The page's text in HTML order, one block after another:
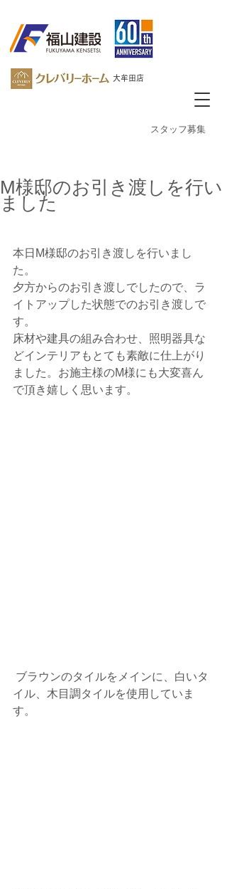
大牟田店
​スタッフ募集
M様邸のお引き渡しを行い
ました
本日M様邸のお引き渡しを行いまし
た。
夕方からのお引き渡しでしたので、ラ
イトアップした状態でのお引き渡しで
す。
床材や建具の組み合わせ、照明器具な
どインテリアもとても素敵に仕上がり
ました。お施主様のM様にも大変喜ん
で頂き嬉しく思います。
イル、木目調タイルを使用していま
す。